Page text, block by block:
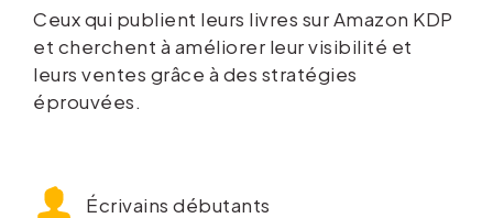
Ceux qui publient leurs livres sur Amazon KDP
et cherchent à améliorer leur visibilité et
leurs ventes grâce à des stratégies
éprouvées.
Écrivains débutants